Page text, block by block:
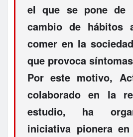
el que se pone de
cambio de hábitos
comer en la
que provoca
Por este motivo,
colaborado en la
estudio, ha
iniciativa pionera en